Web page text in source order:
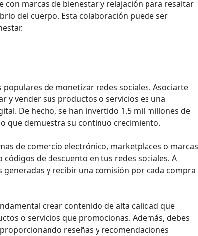
con marcas de bienestar y relajación para resaltar
del cuerpo. Esta colaboración puede ser
de monetizar redes sociales. Asociarte
y vender sus productos o servicios es una
De hecho, se han invertido 1.5 mil millones de
que demuestra su continuo crecimiento.
de comercio electrónico, marketplaces o marcas
de descuento en tus redes sociales. A
y recibir una comisión por cada compra
crear contenido de alta calidad que
o servicios que promocionas. Además, debes
reseñas y recomendaciones